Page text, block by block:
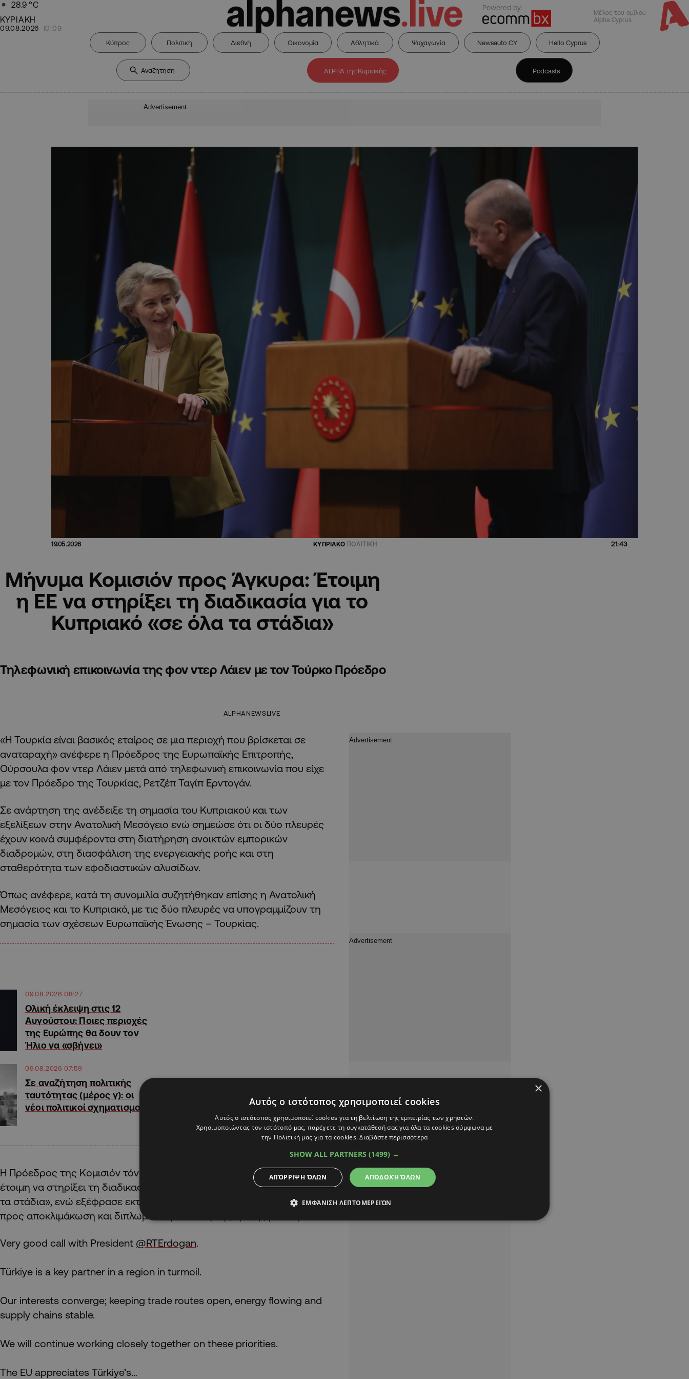
28.9 °C
ΚΥΡΙΑΚΗ
09.08.2026 10:09
Powered by:
Μέλος του ομίλου
Alpha Cyprus
Κύπρος Πολιτική Διεθνή Οικονομία Αθλητικά Ψυχαγωγία Newsauto CY Hello Cyprus
ALPHA της Κυριακής Podcasts
Advertisement
19.05.2026 ΚΥΠΡΙΑΚΟ ΠΟΛΙΤΙΚΗ 21:43
Μήνυμα Κομισιόν προς Άγκυρα: Έτοιμη
η ΕΕ να στηρίξει τη διαδικασία για το
Κυπριακό «σε όλα τα στάδια»
Τηλεφωνική επικοινωνία της φον ντερ Λάιεν με τον Τούρκο Πρόεδρο
ALPHANEWSLIVE
«Η Τουρκία είναι βασικός εταίρος σε μια περιοχή που βρίσκεται σε
αναταραχή» ανέφερε η Πρόεδρος της Ευρωπαϊκής Επιτροπής,
Ούρσουλα φον ντερ Λάιεν μετά από τηλεφωνική επικοινωνία που είχε
με τον Πρόεδρο της Τουρκίας, Ρετζέπ Ταγίπ Ερντογάν.
Σε ανάρτηση της ανέδειξε τη σημασία του Κυπριακού και των
εξελίξεων στην Ανατολική Μεσόγειο ενώ σημεώσε ότι οι δύο πλευρές
έχουν κοινά συμφέροντα στη διατήρηση ανοικτών εμπορικών
διαδρομών, στη διασφάλιση της ενεργειακής ροής και στη
σταθερότητα των εφοδιαστικών αλυσίδων.
Όπως ανέφερε, κατά τη συνομιλία συζητήθηκαν επίσης η Ανατολική
Μεσόγειος και το Κυπριακό, με τις δύο πλευρές να υπογραμμίζουν τη
σημασία των σχέσεων Ευρωπαϊκής Ένωσης – Τουρκίας.
09.08.2026 08:27
Ολική έκλειψη στις 12
Αυγούστου: Ποιες περιοχές
της Ευρώπης θα δουν τον
Ήλιο να «σβήνει»
09.08.2026 07:59
Σε αναζήτηση πολιτικής
ταυτότητας (μέρος γ): οι
νέοι πολιτικοί σχηματισμοί
Η Πρόεδρος της Κομισιόν τόνισε ακόμη ότι η Ευρωπαϊκή Ένωση είναι
έτοιμη να στηρίξει τη διαδικασία υπό τον ΟΗΕ για το Κυπριακό «σε όλα
τα στάδια», ενώ εξέφρασε εκτίμηση για τις προσπάθειες της Τουρκίας
προς αποκλιμάκωση και διπλωματική επίλυση της κρίσης με το Ιράν.
Very good call with President @RTErdogan.
Türkiye is a key partner in a region in turmoil.
Our interests converge; keeping trade routes open, energy flowing and
supply chains stable.
We will continue working closely together on these priorities.
The EU appreciates Türkiye’s…
×
Αυτός ο ιστότοπος χρησιμοποιεί cookies
Αυτός ο ιστότοπος χρησιμοποιεί cookies για τη βελτίωση της εμπειρίας των χρηστών.
Χρησιμοποιώντας τον ιστότοπό μας, παρέχετε τη συγκατάθεσή σας για όλα τα cookies σύμφωνα με
την Πολιτική μας για τα cookies.Διαβάστε περισσότερα
SHOW ALL PARTNERS (1499) →
ΑΠΟΔΟΧΉ ΌΛΩΝ
ΑΠΌΡΡΙΨΗ ΌΛΩΝ
ΕΜΦΆΝΙΣΗ ΛΕΠΤΟΜΕΡΕΙΏΝ